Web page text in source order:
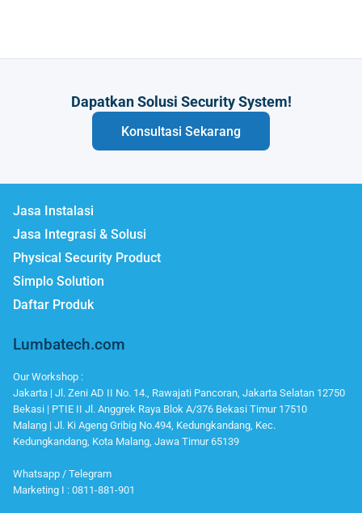
Butuh Integrasi Sistem Anda?
Konsultasi Sekarang
Jasa Instalasi
Jasa Integrasi & Solusi
Physical Security Product
Simplo Solution
Daftar Produk
Lumbatech.com
Our Workshop :
Jakarta | Jl. Zeni AD II No. 14., Rawajati Pancoran, Jakarta Selatan 12750
Bekasi | PTIE II Jl. Anggrek Raya Blok A/376 Bekasi Timur 17510
Malang | Jl. Ki Ageng Gribig No.494, Kedungkandang, Kec.
Kedungkandang, Kota Malang, Jawa Timur 65139
Whatsapp / Telegram
Marketing I : 0811-881-901